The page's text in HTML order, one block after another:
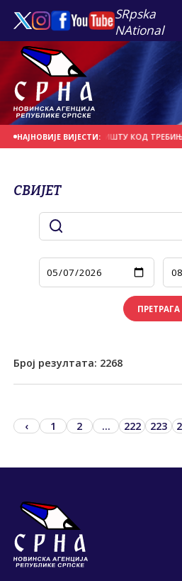
SRpska
NAtional
НАЈНОВИЈЕ ВИЈЕСТИ:
СТАЊЕ НА ПОЖАРИШТУ КОД
СВИЈЕТ
ПРЕТРАГА
Број резултата: 2268
‹ 1 2 ... 222 223